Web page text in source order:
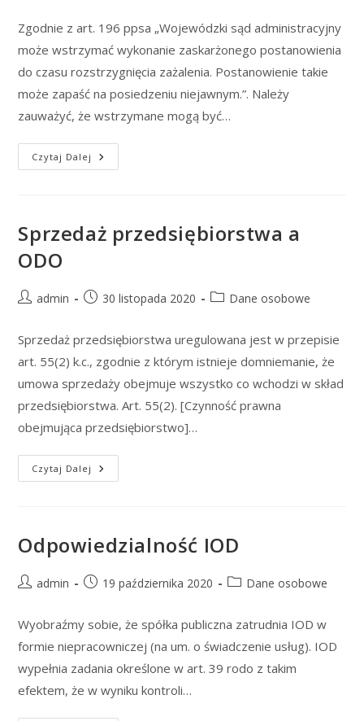
Zgodnie z art. 196 ppsa „Wojewódzki sąd administracyjny
może wstrzymać wykonanie zaskarżonego postanowienia
do czasu rozstrzygnięcia zażalenia. Postanowienie takie
może zapaść na posiedzeniu niejawnym.”. Należy
zauważyć, że wstrzymane mogą być…
Czytaj Dalej Wstrzymanie
Wykonania
Sprzedaż przedsiębiorstwa a
ODO
Postadmin
Post30 listopada 2020
PostDane osobowe
Sprzedaż przedsiębiorstwa uregulowana jest w przepisie
art. 55(2) k.c., zgodnie z którym istnieje domniemanie, że
umowa sprzedaży obejmuje wszystko co wchodzi w skład
przedsiębiorstwa. Art. 55(2). [Czynność prawna
obejmująca przedsiębiorstwo]…
Czytaj Dalej Sprzedaż
Przedsiębiorstwa
Odpowiedzialność IOD
Postadmin
Post19 października 2020
PostDane osobowe
Wyobraźmy sobie, że spółka publiczna zatrudnia IOD w
formie niepracowniczej (na um. o świadczenie usług). IOD
wypełnia zadania określone w art. 39 rodo z takim
efektem, że w wyniku kontroli…